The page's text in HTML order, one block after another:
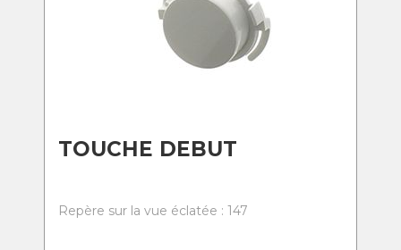
TOUCHE DEBUT
Repère sur la vue éclatée : 147